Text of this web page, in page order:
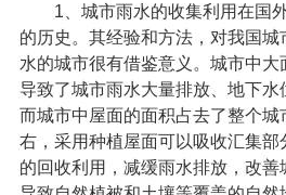
1 、城市雨水的收集利用在国
的历史。其经验和方法，对我国
水的城市很有借鉴意义。城市中
导致了城市雨水大量排放、地下水
而城市中屋面的面积占去了整个城
右，采用种植屋面可以吸收汇集部
的回收利用，减缓雨水排放，改